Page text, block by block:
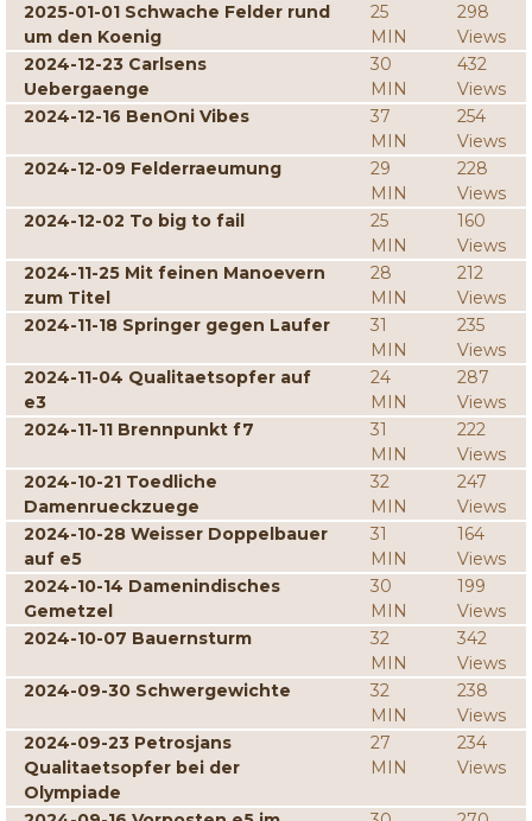
2025-01-01 Schwache Felder rund
um den Koenig
25
MIN
298
Views
2024-12-23 Carlsens
Uebergaenge
30
MIN
432
Views
2024-12-16 BenOni Vibes
37
MIN
254
Views
2024-12-09 Felderraeumung
29
MIN
228
Views
2024-12-02 To big to fail
25
MIN
160
Views
2024-11-25 Mit feinen Manoevern
zum Titel
28
MIN
212
Views
2024-11-18 Springer gegen Laufer
31
MIN
235
Views
2024-11-04 Qualitaetsopfer auf
e3
24
MIN
287
Views
2024-11-11 Brennpunkt f7
31
MIN
222
Views
2024-10-21 Toedliche
Damenrueckzuege
32
MIN
247
Views
2024-10-28 Weisser Doppelbauer
auf e5
31
MIN
164
Views
2024-10-14 Damenindisches
Gemetzel
30
MIN
199
Views
2024-10-07 Bauernsturm
32
MIN
342
Views
2024-09-30 Schwergewichte
32
MIN
238
Views
2024-09-23 Petrosjans
Qualitaetsopfer bei der
Olympiade
27
MIN
234
Views